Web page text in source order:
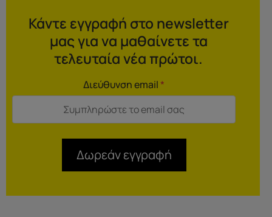
Κάντε εγγραφή στο newsletter
μας για να μαθαίνετε τα
τελευταία νέα πρώτοι.
Διεύθυνση email*
Δωρεάν εγγραφή